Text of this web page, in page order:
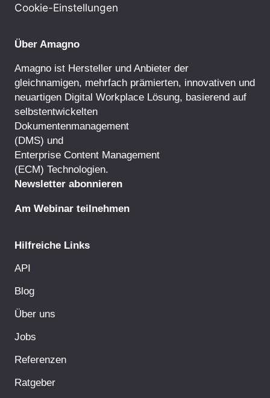
Cookie-Einstellungen
Über Amagno
Amagno ist Hersteller und Anbieter der
gleichnamigen, mehrfach prämierten, innovativen und
neuartigen Digital Workplace Lösung, basierend auf
selbstentwickelten
Dokumentenmanagement
(DMS) und
Enterprise Content Management
(ECM) Technologien.
Newsletter abonnieren
Am Webinar teilnehmen
Hilfreiche Links
API
Blog
Über uns
Jobs
Referenzen
Ratgeber